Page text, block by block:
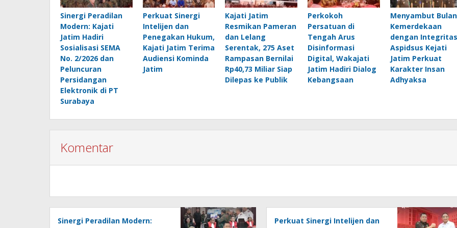
Sinergi Peradilan
Modern: Kajati
Jatim Hadiri
Sosialisasi SEMA
No. 2/2026 dan
Peluncuran
Persidangan
Elektronik di PT
Surabaya
Perkuat Sinergi
Intelijen dan
Penegakan Hukum,
Kajati Jatim Terima
Audiensi Kominda
Jatim
Kajati Jatim
Resmikan Pameran
dan Lelang
Serentak, 275 Aset
Rampasan Bernilai
Rp40,73 Miliar Siap
Dilepas ke Publik
Perkokoh
Persatuan di
Tengah Arus
Disinformasi
Digital, Wakajati
Jatim Hadiri Dialog
Kebangsaan
Menyambut Bulan
Kemerdekaan
dengan
Aspidsus Kejati
Jatim Perkuat
Karakter Insan
Adhyaksa
Komentar
Sinergi Peradilan Modern:
Perkuat Sinergi Intelijen dan